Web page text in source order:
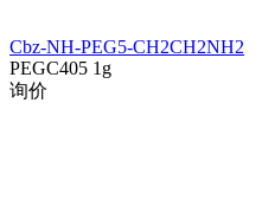
Cbz-NH-PEG5-CH2CH2NH2
PEGC405 1g
询价